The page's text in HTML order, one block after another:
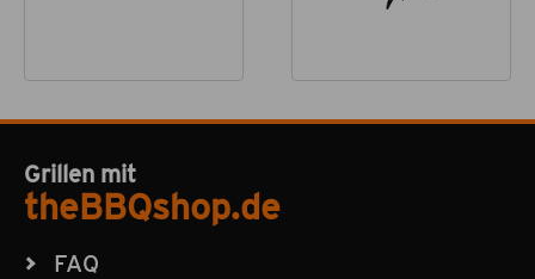
Grillen mit
theBBQshop.de
FAQ